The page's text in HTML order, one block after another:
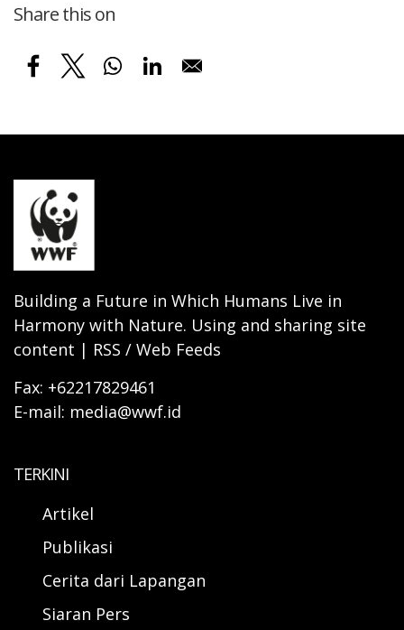
Share this on
Building a Future in Which Humans Live in
Harmony with Nature. Using and sharing site
content | RSS / Web Feeds
Fax: +62217829461
E-mail: media@wwf.id
TERKINI
Artikel
Publikasi
Cerita dari Lapangan
Siaran Pers